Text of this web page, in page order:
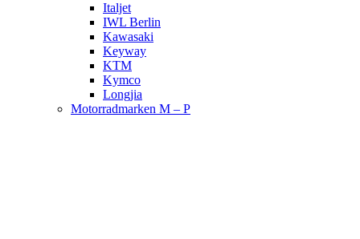
Italjet
IWL Berlin
Kawasaki
Keyway
KTM
Kymco
Longjia
Motorradmarken M – P